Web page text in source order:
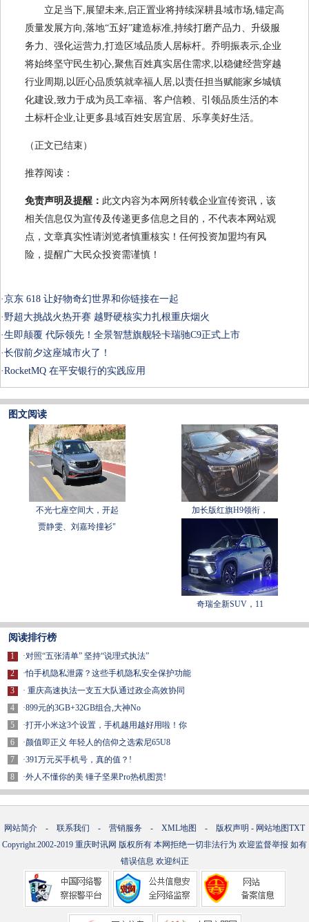
立足当下,展望未来,启正置业将持续深耕县域市场,锚定高
质量发展方向,落地“五好”建造标准,持续打磨产品力、升级服
务力、强化运营力,打造区域品质人居标杆。乔明振表示,企业
将始终坚守民生初心,聚焦百姓真实居住需求,以稳健经营穿越
行业周期,以匠心品质筑就幸福人居,以责任担当赋能家乡城镇
化建设,致力于成为员工幸福、客户信赖、引领品质生活的本
土标杆企业,让更多县域百姓安居宜居、乐享美好生活。
（正文已结束）
推荐阅读：
免责声明及提醒： 此文内容为本网所转载企业宣传资讯，该
相关信息仅为宣传及传递更多信息之目的，不代表本网站观
点，文章真实性请浏览者慎重核实！任何投资加盟均有风
险，提醒广大民众投资需谨慎！
·京东 618 让好物奇幻世界和你链接在一起
·野超大挑战火热开赛 越野硬核实力扎根重庆烟火
·生即颠覆 代际领先！全景智慧旗舰轻卡瑞驰C9正式上市
·长假前夕这座城市火了！
·RocketMQ 在平安银行的实践应用
图文阅读
不光七座空间大，开起
加长版红旗H9领衔，
贾静雯、刘嘉玲撞衫"
奇瑞全新SUV，11
阅读排行榜
1
2
3
4
5
6
7
8
·对照“五张清单” 坚持“说理式执法”
·怕手机隐私泄露？这些手机隐私安全保护功能
· 重庆高速执法一支五大队通过政企高效协同
·899元的3GB+32GB组合,大神No
·打开小米这3个设置，手机越用越好用啦！你
·颜值即正义 年轻人的信仰之选索尼65U8
·391万元买手机号，真的值？!
·外人不懂你的美 锤子坚果Pro热机图赏!
网站简介 - 联系我们 - 营销服务 - XML地图 - 版权声明 - 网站地图TXT
Copyright.2002-2019 重庆时讯网 版权所有 本网拒绝一切非法行为 欢迎监督举报 如有
错误信息 欢迎纠正